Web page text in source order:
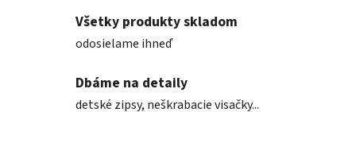
Všetky produkty skladom
odosielame ihneď
Dbáme na detaily
detské zipsy, neškrabacie visačky...